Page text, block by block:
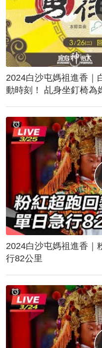
2024白沙屯媽祖進香｜
動時刻！ 乩身坐釘椅為
2024白沙屯媽祖進香｜粉
行82公里